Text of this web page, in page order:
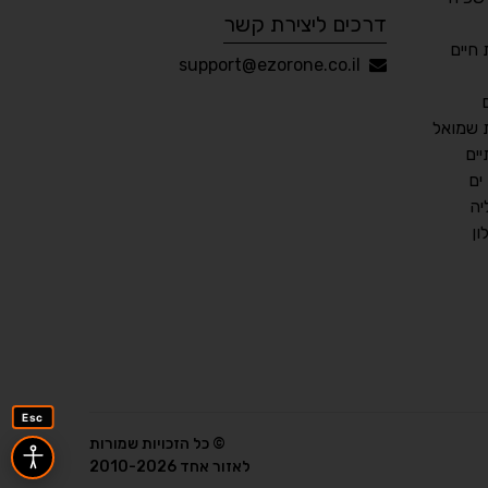
שמואל
דרכים ליצירת קשר
support@ezorone.co.il
© כל הזכויות שמורות
לאזור אחד 2010-2026
English
Esc